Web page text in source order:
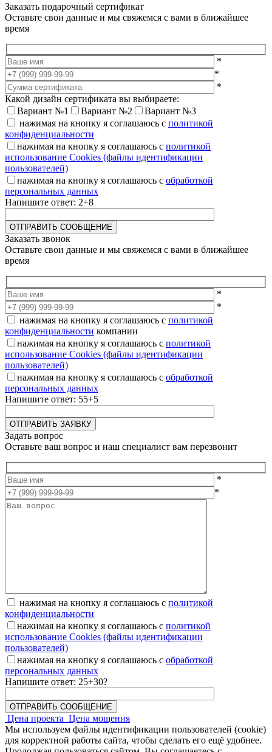
Заказать подарочный сертификат
Оставьте свои данные и мы свяжемся с вами в ближайшее
время
*
*
*
Какой дизайн сертификата вы выбираете:
Вариант №1
Вариант №2
Вариант №3
нажимая на кнопку я соглашаюсь с политикой
конфиденциальности
нажимая на кнопку я соглашаюсь с политикой
использование Cookies (файлы идентификации
пользователей)
нажимая на кнопку я соглашаюсь с обработкой
персональных данных
Напишите ответ: 2+8
Заказать звонок
Оставьте свои данные и мы свяжемся с вами в ближайшее
время
*
*
нажимая на кнопку я соглашаюсь с политикой
конфиденциальности компании
нажимая на кнопку я соглашаюсь с политикой
использование Cookies (файлы идентификации
пользователей)
нажимая на кнопку я соглашаюсь с обработкой
персональных данных
Напишите ответ: 55+5
Задать вопрос
Оставьте ваш вопрос и наш специалист вам перезвонит
*
*
нажимая на кнопку я соглашаюсь с политикой
конфиденциальности
нажимая на кнопку я соглашаюсь с политикой
использование Cookies (файлы идентификации
пользователей)
нажимая на кнопку я соглашаюсь с обработкой
персональных данных
Напишите ответ: 25+30?
Цена проекта Цена мощения
Мы используем файлы идентификации пользователей (cookie)
для корректной работы сайта, чтобы сделать его ещё удобнее.